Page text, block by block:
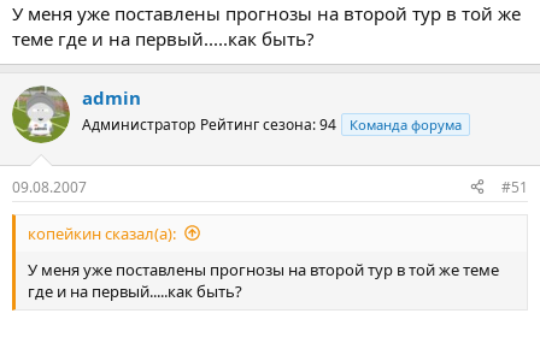
У меня уже поставлены прогнозы на второй тур в той же
теме где и на первый.....как быть?
admin
Администратор Рейтинг сезона: 94 Команда форума
09.08.2007 #51
копейкин сказал(а):
У меня уже поставлены прогнозы на второй тур в той же теме
где и на первый.....как быть?